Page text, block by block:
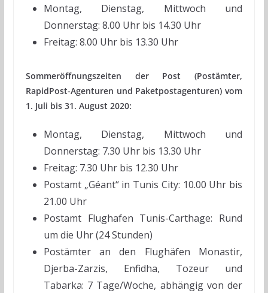
Montag, Dienstag, Mittwoch und
Donnerstag: 8.00 Uhr bis 14.30 Uhr
Freitag: 8.00 Uhr bis 13.30 Uhr
Sommeröffnungszeiten der Post (Postämter,
RapidPost-Agenturen und Paketpostagenturen) vom
1. Juli bis 31. August 2020:
Montag, Dienstag, Mittwoch und
Donnerstag: 7.30 Uhr bis 13.30 Uhr
Freitag: 7.30 Uhr bis 12.30 Uhr
Postamt „Géant“ in Tunis City: 10.00 Uhr bis
21.00 Uhr
Postamt Flughafen Tunis-Carthage: Rund
um die Uhr (24 Stunden)
Postämter an den Flughäfen Monastir,
Djerba-Zarzis, Enfidha, Tozeur und
Tabarka: 7 Tage/Woche, abhängig von der